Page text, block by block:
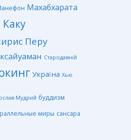
Махабхарата
Перу
Стародавній
Україна Хью
Мудрий буддизм
миры сансара